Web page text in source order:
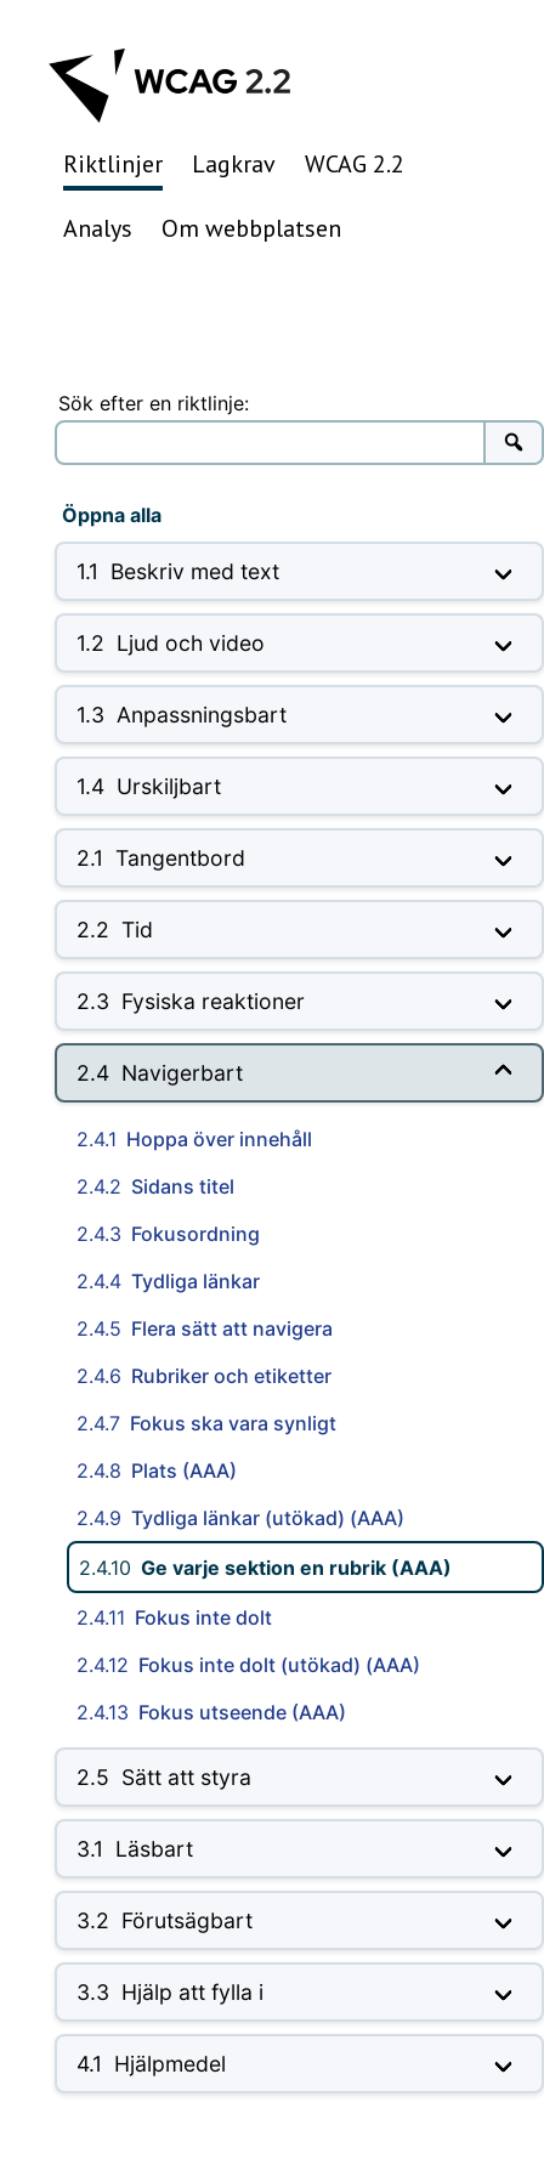
innehåll
Riktlinjer Lagkrav WCAG 2.2
Analys Om webbplatsen
Sök efter en riktlinje:
Öppna alla
1.1 Beskriv med text
1.2 Ljud och video
1.3 Anpassningsbart
1.4 Urskiljbart
2.1 Tangentbord
2.2 Tid
2.3 Fysiska reaktioner
2.4 Navigerbart
2.4.1 Hoppa över innehåll
2.4.2 Sidans titel
2.4.3 Fokusordning
2.4.4 Tydliga länkar
2.4.5 Flera sätt att navigera
2.4.6 Rubriker och etiketter
2.4.7 Fokus ska vara synligt
2.4.8 Plats (AAA)
2.4.9 Tydliga länkar (utökad) (AAA)
2.4.10 Ge varje sektion en rubrik (AAA)
2.4.11 Fokus inte dolt
2.4.12 Fokus inte dolt (utökad) (AAA)
2.4.13 Fokus utseende (AAA)
2.5 Sätt att styra
3.1 Läsbart
3.2 Förutsägbart
3.3 Hjälp att fylla i
4.1 Hjälpmedel